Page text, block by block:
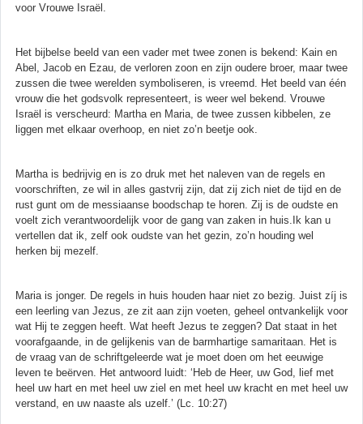
voor Vrouwe Israël.
Het bijbelse beeld van een vader met twee zonen is bekend: Kain en
Abel, Jacob en Ezau, de verloren zoon en zijn oudere broer, maar twee
zussen die twee werelden symboliseren, is vreemd. Het beeld van één
vrouw die het godsvolk representeert, is weer wel bekend. Vrouwe
Israël is verscheurd: Martha en Maria, de twee zussen kibbelen, ze
liggen met elkaar overhoop, en niet zo’n beetje ook.
Martha is bedrijvig en is zo druk met het naleven van de regels en
voorschriften, ze wil in alles gastvrij zijn, dat zij zich niet de tijd en de
rust gunt om de messiaanse boodschap te horen. Zij is de oudste en
voelt zich verantwoordelijk voor de gang van zaken in huis.Ik kan u
vertellen dat ik, zelf ook oudste van het gezin, zo’n houding wel
herken bij mezelf.
Maria is jonger. De regels in huis houden haar niet zo bezig. Juist zíj is
een leerling van Jezus, ze zit aan zijn voeten, geheel ontvankelijk voor
wat Hij te zeggen heeft. Wat heeft Jezus te zeggen? Dat staat in het
voorafgaande, in de gelijkenis van de barmhartige samaritaan. Het is
de vraag van de schriftgeleerde wat je moet doen om het eeuwige
leven te beërven. Het antwoord luidt: ‘Heb de Heer, uw God, lief met
heel uw hart en met heel uw ziel en met heel uw kracht en met heel uw
verstand, en uw naaste als uzelf.’ (Lc. 10:27)